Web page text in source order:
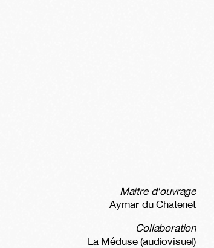
Maitre d'ouvrage
Aymar du Chatenet
Collaboration
La Méduse (audiovisuel)